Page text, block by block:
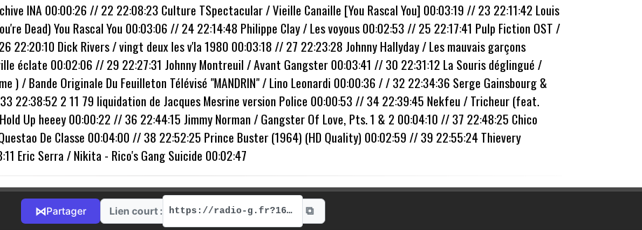
INA 00:00:26 // 22 22:08:23 Culture TSpectacular / Vieille Canaille [You Rascal You] 00:03:19 // 23 22:11:42 Louis
Dead) You Rascal You 00:03:06 // 24 22:14:48 Philippe Clay / Les voyous 00:02:53 // 25 22:17:41 Pulp Fiction OST /
22:20:10 Dick Rivers / vingt deux les v'la 1980 00:03:18 // 27 22:23:28 Johnny Hallyday / Les mauvais garçons
éclate 00:02:06 // 29 22:27:31 Johnny Montreuil / Avant Gangster 00:03:41 // 30 22:31:12 La Souris déglingué /
) / Bande Originale Du Feuilleton Télévisé "MANDRIN" / Lino Leonardi 00:00:36 / / 32 22:34:36 Serge Gainsbourg &
22:38:52 2 11 79 liquidation de Jacques Mesrine version Police 00:00:53 // 34 22:39:45 Nekfeu / Tricheur (feat.
Up heeey 00:00:22 // 36 22:44:15 Jimmy Norman / Gangster Of Love, Pts. 1 & 2 00:04:10 // 37 22:48:25 Chico
De Classe 00:04:00 // 38 22:52:25 Prince Buster (1964) (HD Quality) 00:02:59 // 39 22:55:24 Thievery
Eric Serra / Nikita - Rico's Gang Suicide 00:02:47
⋈Partager Lien court : https://radio-g.fr?16513 ⧉